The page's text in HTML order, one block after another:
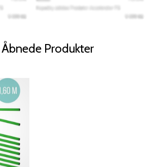
Produkter